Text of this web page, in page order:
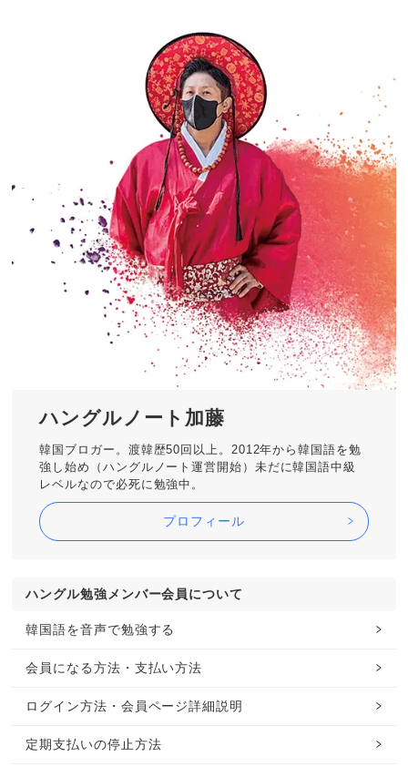
ハングルノート加藤
韓国ブロガー。渡韓歴50回以上。2012年から韓国語を勉
強し始め（ハングルノート運営開始）未だに韓国語中級
レベルなので必死に勉強中。
プロフィール
ハングル勉強メンバー会員について
韓国語を音声で勉強する
会員になる方法・支払い方法
ログイン方法・会員ページ詳細説明
定期支払いの停止方法